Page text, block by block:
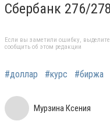
Сбербанк 276/278
Если вы заметили ошибку,
сообщить об этом редакции
#доллар #курс #биржа
Мурзина Ксения